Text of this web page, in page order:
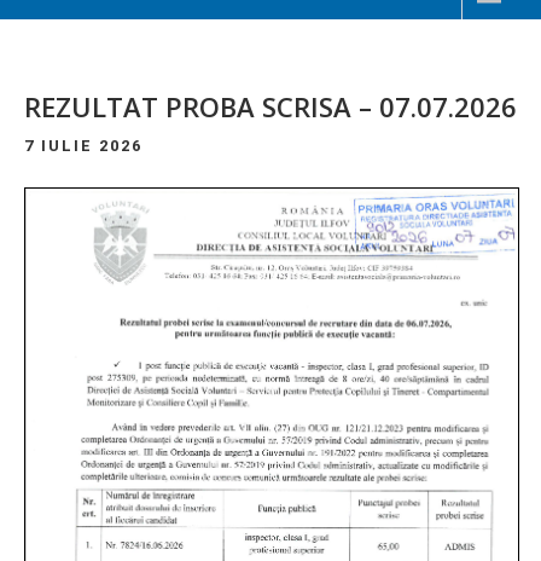
REZULTAT PROBA SCRISA – 07.07.2026
7 IULIE 2026